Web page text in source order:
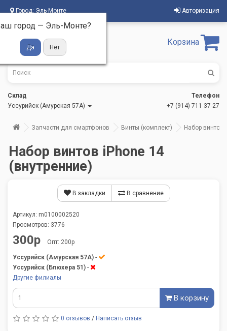
Город: Эль-Монте
город — Эль-Монте?
Авторизация
Корзина
Склад
Уссурийск (Амурская 57А)
Телефон
+7 (914) 711 37-27
Запчасти для смартфонов Винты (комплект) Набор винтов
Набор винтов iPhone 14
(внутренние)
В закладки В сравнение
Артикул: m0100002520
Просмотров: 3776
300р Опт: 200р
Уссурийск (Амурская 57А) -
Уссурийск (Блюхера 51) -
Другие филиалы
В корзину
0 отзывов / Написать отзыв